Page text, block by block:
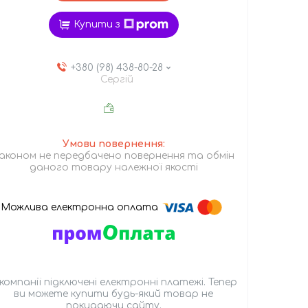
Купити з
+380 (98) 438-80-28
Сергій
не передбачено повернення та обмін
даного товару належної якості
підключені електронні платежі. Тепер
ви можете купити будь-який товар не
покидаючи сайту.